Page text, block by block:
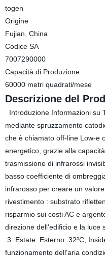
togen
Origine
Fujian, China
Codice SA
7007290000
Capacità di Produzione
60000 metri quadrati/mese
Descrizione del
Introduzione Informazioni su
mediante spruzzamento
che è chiamato off-line Low-e
energetico, grazie alla
trasmissione di infrarossi
basso coefficiente di
infrarosso per creare un
rivestimento : substrato
risparmio sui costi AC e
direzione dell'edificio e la luce
3. Estate: Esterno: 32ºC,
funzionamento dell'aria